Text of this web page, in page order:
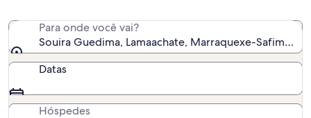
Para onde você vai?
Souira Guedima, Lamaachate, Marraquexe-Safim,
Datas
Hóspedes